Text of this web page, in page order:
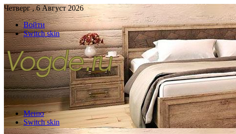
Четверг , 6 Август 2026
Войти
Switch skin
Меню
Switch skin